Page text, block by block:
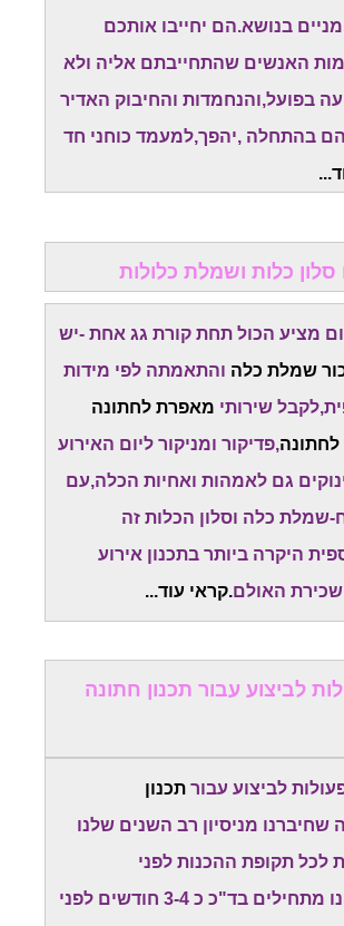
בנושא.הם יחייבו אותכם
האנשים שהתחייבתם אליה ולא
בפועל,והנחמדות והחיבוק האדיר
בהתחלה ,יהפך,למעמד כוחני חד
סלון כלות ושמלת כלולות
מציע הכול תחת קורת גג אחת -יש
שמלת כלה והתאמתה לפי מידות
שירותי מאפרת לחתונה
,פדיקור ומניקור ליום האירוע
גם לאמהות ואחיות הכלה,עם
שמלת כלה וסלון הכלות זה
היקרה ביותר בתכנון אירוע
האולם.קראי עוד...
לביצוע עבור תכנון חתונה
לביצוע עבור תכנון
שחיברנו מניסיון רב השנים שלנו
לכל תקופת ההכנות לפני
החתונה.אנחנו מתחילים בד"כ כ 3-4 חודשים לפני